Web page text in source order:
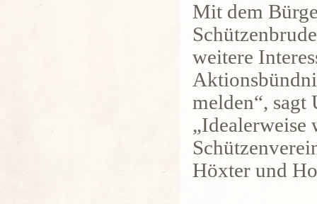
Mit dem
weitere
melden“, sagt
Höxter und